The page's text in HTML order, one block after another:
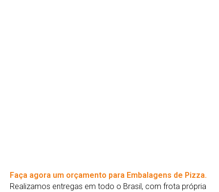
Faça agora um orçamento para Embalagens de Pizza.
Realizamos entregas em todo o Brasil, com frota própria